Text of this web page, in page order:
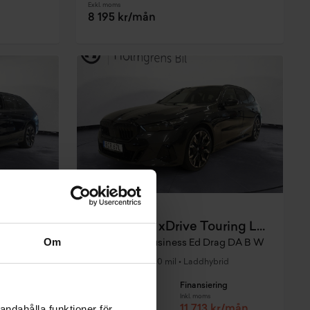
Om
Exkl. moms
8 195 kr/mån
BMW 530e xDrive Touring Laddhybrid Demo
M Sport Pro Business Ed Drag DA Pro B W
BMW 550e xDrive Touring Laddhybrid Demo
M Sport Pro Business Ed Drag DA B W
DEMO 2026 •1500 mil • Laddhybrid
Finansiering
Inkl. moms